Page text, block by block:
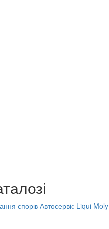
спорів Автосервіс Liqui Moly